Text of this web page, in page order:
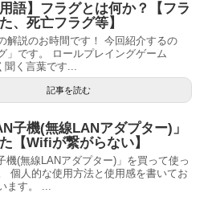
用語】フラグとは何か？【フラ
、死亡フラグ等】
解説のお時間です！ 今回紹介するの
」です。 ロールプレイングゲーム
聞く言葉です...
記事を読む
子機(無線LANアダプター)」
【Wifiが繋がらない】
機(無線LANアダプター)」を買って使っ
個人的な使用方法と使用感を書いてお
ます。 ...